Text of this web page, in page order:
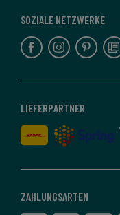
ZAHLUNGSARTEN
LIEFERPARTNER
SOZIALE NETZWERKE